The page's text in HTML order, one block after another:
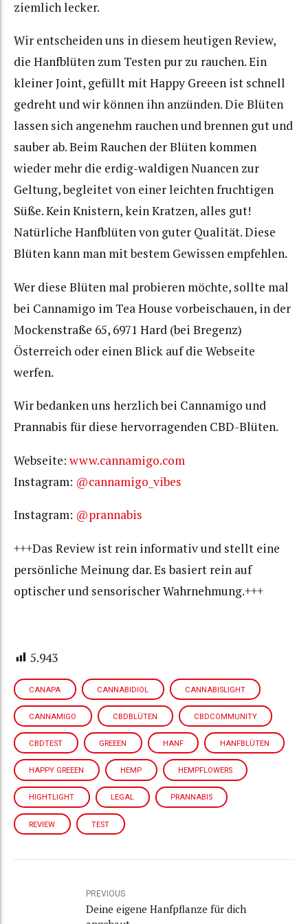
ziemlich lecker.
Wir entscheiden uns in diesem heutigen Review,
die Hanfblüten zum Testen pur zu rauchen. Ein
kleiner Joint, gefüllt mit Happy Greeen ist schnell
gedreht und wir können ihn anzünden. Die Blüten
lassen sich angenehm rauchen und brennen gut und
sauber ab. Beim Rauchen der Blüten kommen
wieder mehr die erdig-waldigen Nuancen zur
Geltung, begleitet von einer leichten fruchtigen
Süße. Kein Knistern, kein Kratzen, alles gut!
Natürliche Hanfblüten von guter Qualität. Diese
Blüten kann man mit bestem Gewissen empfehlen.
Wer diese Blüten mal probieren möchte, sollte mal
bei Cannamigo im Tea House vorbeischauen, in der
Mockenstraße 65, 6971 Hard (bei Bregenz)
Österreich oder einen Blick auf die Webseite
werfen.
Wir bedanken uns herzlich bei Cannamigo und
Prannabis für diese hervorragenden CBD-Blüten.
Webseite: www.cannamigo.com
Instagram: @cannamigo_vibes
Instagram: @prannabis
+++Das Review ist rein informativ und stellt eine
persönliche Meinung dar. Es basiert rein auf
optischer und sensorischer Wahrnehmung.+++
5.943
CANAPA CANNABIDIOL CANNABISLIGHT
CANNAMIGO CBDBLÜTEN CBDCOMMUNITY
CBDTEST GREEEN HANF HANFBLÜTEN
HAPPY GREEEN HEMP HEMPFLOWERS
HIGHTLIGHT LEGAL PRANNABIS
REVIEW TEST
PREVIOUS
Deine eigene Hanfpflanze für dich